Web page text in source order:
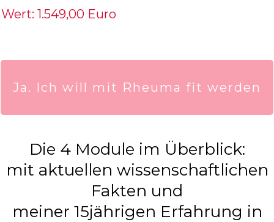
Wert: 1.549,00 Euro
Ja. Ich will mit Rheuma fit werden
Die 4 Module im Überblick:
mit aktuellen wissenschaftlichen
Fakten und
meiner 15jährigen Erfahrung in